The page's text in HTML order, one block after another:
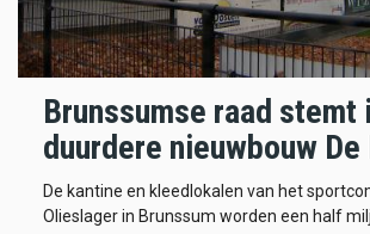
Brunssumse raad stemt
duurdere nieuwbouw De
De kantine en kleedlokalen van het
Olieslager in Brunssum worden een half